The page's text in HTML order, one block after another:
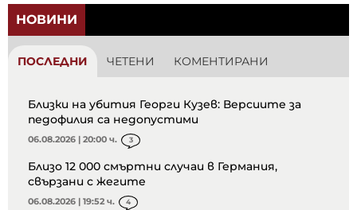
НОВИНИ
ПОСЛЕДНИ ЧЕТЕНИ КОМЕНТИРАНИ
Близки на убития Георги Кузев: Версиите за
педофилия са недопустими
06.08.2026 | 20:00 ч. 3
Близо 12 000 смъртни случаи в Германия,
свързани с жегите
06.08.2026 | 19:52 ч. 4